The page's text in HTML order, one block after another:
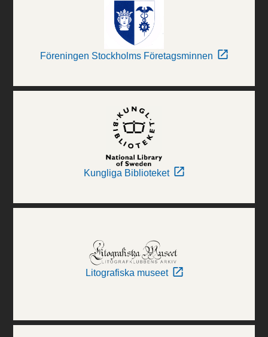
Föreningen Stockholms Företagsminnen
Kungliga Biblioteket
Litografiska museet